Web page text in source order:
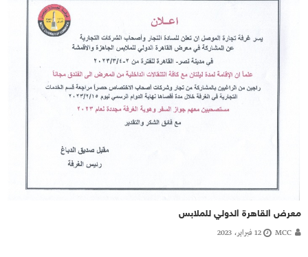
معرض القاهرة الدولي للملابس
MCC 12 فبراير، 2023